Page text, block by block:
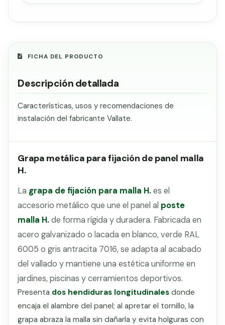
FICHA DEL PRODUCTO
Descripción detallada
Características, usos y recomendaciones de
instalación del fabricante Vallate.
Grapa metálica para fijación de panel malla
H.
La grapa de fijación para malla H.es el
accesorio metálico que une el panel al poste
malla H.de forma rígida y duradera. Fabricada en
acero galvanizado o lacada en blanco, verde RAL
6005 o gris antracita 7016, se adapta al acabado
del vallado y mantiene una estética uniforme en
jardines, piscinas y cerramientos deportivos.
Presenta dos hendiduras longitudinales donde
encaja el alambre del panel; al apretar el tornillo, la
grapa abraza la malla sin dañarla y evita holguras con